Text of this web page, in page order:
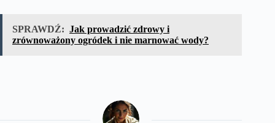
SPRAWDŹ: Jak prowadzić zdrowy i
zrównoważony ogródek i nie marnować wody?